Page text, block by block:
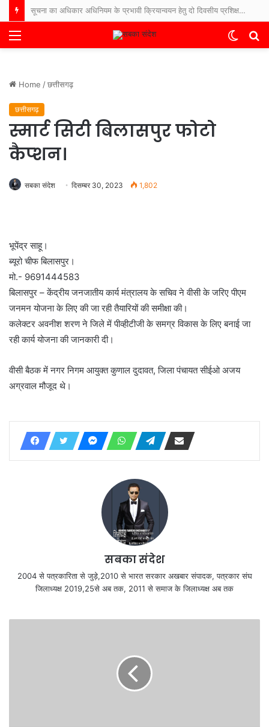
सूचना का अधिकार अधिनियम के प्रभावी क्रियान्वयन हेतु दो दिवसीय प्रशिक्षण-सह-कार्यशाला शुरू
Menu
Switch
Home /छत्तीसगढ़
छत्तीसगढ़
स्मार्ट सिटी बिलासपुर फोटो
कैप्शन।
सबका संदेश दिसम्बर 30, 2023 1,802
भूपेंद्र साहू।
ब्यूरो चीफ बिलासपुर।
मो.- 9691444583
बिलासपुर – केंद्रीय जनजातीय कार्य मंत्रालय के सचिव ने वीसी के जरिए पीएम
जनमन योजना के लिए की जा रही तैयारियों की समीक्षा की।
कलेक्टर अवनीश शरण ने जिले में पीव्हीटीजी के समग्र विकास के लिए बनाई जा
रही कार्य योजना की जानकारी दी।
वीसी बैठक में नगर निगम आयुक्त कुणाल दुदावत, जिला पंचायत सीईओ अजय
अग्रवाल मौजूद थे।
सबका संदेश
2004 से पत्रकारिता से जुड़े,2010 से भारत सरकार अखबार संपादक, पत्रकार संघ
जिलाध्यक्ष 2019,25से अब तक, 2011 से समाज के जिलाध्यक्ष अब तक